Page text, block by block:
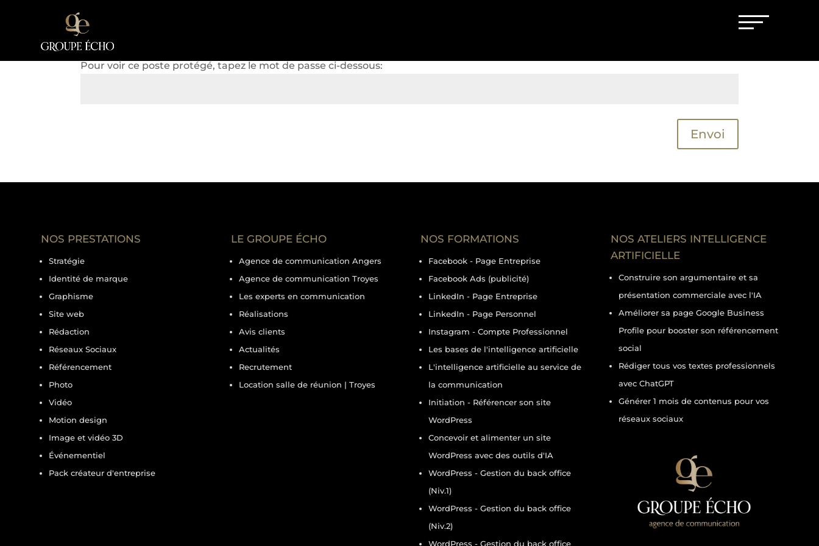
Mot de passe protégé
Pour voir ce poste protégé, tapez le mot de passe ci-dessous:
Envoi
NOS PRESTATIONS
Stratégie
Identité de marque
Graphisme
Site web
Rédaction
Réseaux Sociaux
Référencement
Photo
Vidéo
Motion design
Image et vidéo 3D
Événementiel
Pack créateur d'entreprise
LE GROUPE ÉCHO
Agence de communication Angers
Agence de communication Troyes
Les experts en communication
Réalisations
Avis clients
Actualités
Recrutement
Location salle de réunion | Troyes
NOS FORMATIONS
Facebook - Page Entreprise
Facebook Ads (publicité)
LinkedIn - Page Entreprise
LinkedIn - Page Personnel
Instagram - Compte Professionnel
Les bases de l'intelligence artificielle
L'intelligence artificielle au service de
la communication
Initiation - Référencer son site
WordPress
Concevoir et alimenter un site
WordPress avec des outils d'IA
WordPress - Gestion du back office
(Niv.1)
WordPress - Gestion du back office
(Niv.2)
WordPress - Gestion du back office
NOS ATELIERS INTELLIGENCE
ARTIFICIELLE
Construire son argumentaire et sa
présentation commerciale avec l'IA
Améliorer sa page Google Business
Profile pour booster son référencement
social
Rédiger tous vos textes professionnels
avec ChatGPT
Générer 1 mois de contenus pour vos
réseaux sociaux